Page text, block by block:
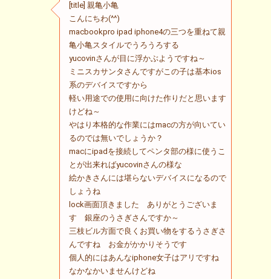
[title] 親亀小亀
こんにちわ(^^)
macbookpro ipad iphone4の三つを重ねて親
亀小亀スタイルでうろうろする
yucovinさんが目に浮かぶようですね～
ミニスカサンタさんですがこの子は基本ios
系のデバイスですから
軽い用途での使用に向けた作りだと思います
けどね～
やはり本格的な作業にはmacの方が向いてい
るのでは無いでしょうか？
macにipadを接続してペンタ部の様に使うこ
とが出来ればyucovinさんの様な
絵かきさんには堪らないデバイスになるので
しょうね
lock画面頂きました ありがとうございま
す 銀座のうさぎさんですか～
三枝ビル方面で良くお買い物をするうさぎさ
んですね お金がかかりそうです
個人的にはあんなiphone女子はアリですね
なかなかいませんけどね